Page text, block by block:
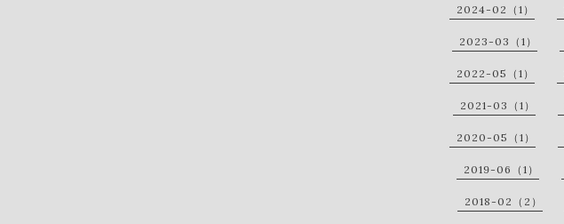
2024-02（1）
2023-03（1）
2022-05（1）
2021-03（1）
2020-05（1）
2019-06（1）
2018-02（2）